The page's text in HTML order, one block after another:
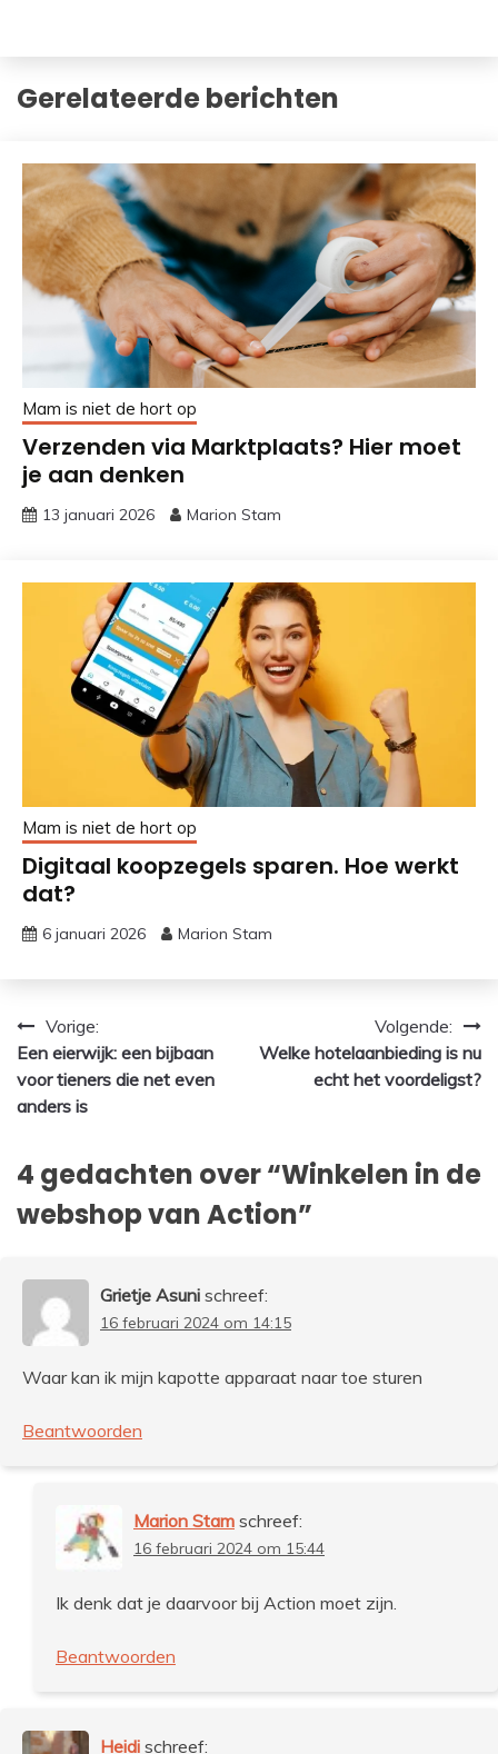
Gerelateerde berichten
Mam is niet de hort op
Verzenden via Marktplaats? Hier moet
je aan denken
13 januari 2026 Marion Stam
Mam is niet de hort op
Digitaal koopzegels sparen. Hoe werkt
dat?
6 januari 2026 Marion Stam
Bericht
navigatie
Vorige:
Een eierwijk: een bijbaan
voor tieners die net even
anders is
Volgende:
Welke hotelaanbieding is nu
echt het voordeligst?
4 gedachten over “Winkelen in de
webshop van Action”
Grietje Asuni schreef:
16 februari 2024 om 14:15
Waar kan ik mijn kapotte apparaat naar toe sturen
Beantwoorden
Marion Stam schreef:
16 februari 2024 om 15:44
Ik denk dat je daarvoor bij Action moet zijn.
Beantwoorden
Heidi schreef: